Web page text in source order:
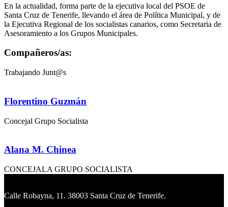
En la actualidad, forma parte de la ejecutiva local del PSOE de
Santa Cruz de Tenerife, llevando el área de Política Municipal, y de
la Ejecutiva Regional de los socialistas canarios, como Secretaria de
Asesoramiento a los Grupos Municipales.
Compañeros/as:
Trabajando Junt@s
Florentino Guzmán
Concejal Grupo Socialista
Alana M. Chinea
CONCEJALA GRUPO SOCIALISTA
Calle Robayna, 11. 38003 Santa Cruz de Tenerife.